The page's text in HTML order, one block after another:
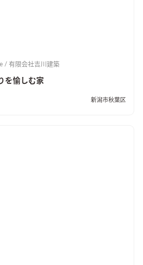
/ 有限会社吉川建築
を愉しむ家
新潟市秋葉区